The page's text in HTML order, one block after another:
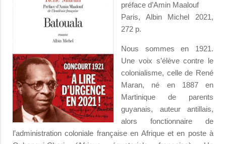
préface d’Amin Maalouf
Paris, Albin Michel 2021,
272 p.
Nous sommes en 1921.
Une voix s’élève contre le
colonialisme, celle de René
Maran, né en 1887 en
Martinique de parents
guyanais, auteur antillais,
alors fonctionnaire de
l’administration coloniale française en Afrique et en poste à